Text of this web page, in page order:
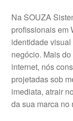
Na SOUZA
profissionais em
identidade
negócio. Mais
internet, nós
projetadas sob
imediata, atrair
da sua marca no